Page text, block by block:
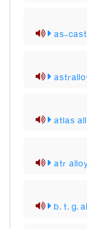
as-
atlas
atr
b. t. g.